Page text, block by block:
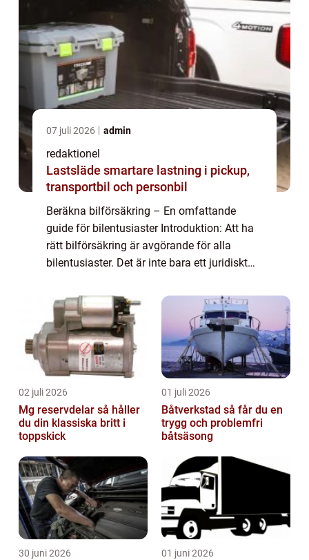
07 juli 2026 admin
redaktionel
Lastsläde smartare lastning i pickup,
transportbil och personbil
Beräkna bilförsäkring – En omfattande
guide för bilentusiaster Introduktion: Att ha
rätt bilförsäkring är avgörande för alla
bilentusiaster. Det är inte bara ett juridiskt
och sin bil i händelse av o...
02 juli 2026
Mg reservdelar så håller
du din klassiska britt i
toppskick
01 juli 2026
Båtverkstad så får du en
trygg och problemfri
båtsäsong
30 juni 2026 01 juni 2026